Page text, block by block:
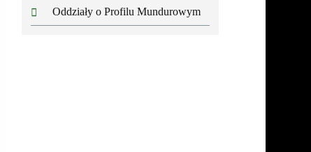
Oddziały o Profilu Mundurowym